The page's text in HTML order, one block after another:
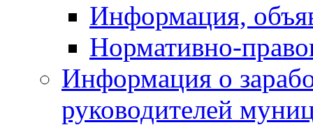
Информация,
Нормативно-
Информация о
руководителей